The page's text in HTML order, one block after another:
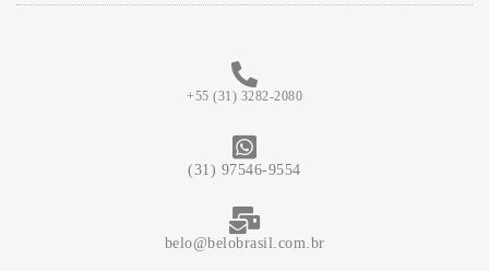
+55 (31) 3282-2080
(31) 97546-9554
belo@belobrasil.com.br